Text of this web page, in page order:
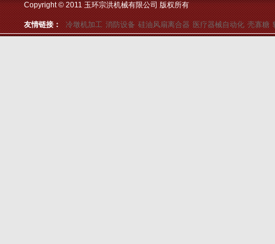
Copyright © 2011 玉环宗洪机械有限公司 版权所有
友情链接： 冷墩机加工 消防设备 硅油风扇离合器 医疗器械自动化 壳寡糖